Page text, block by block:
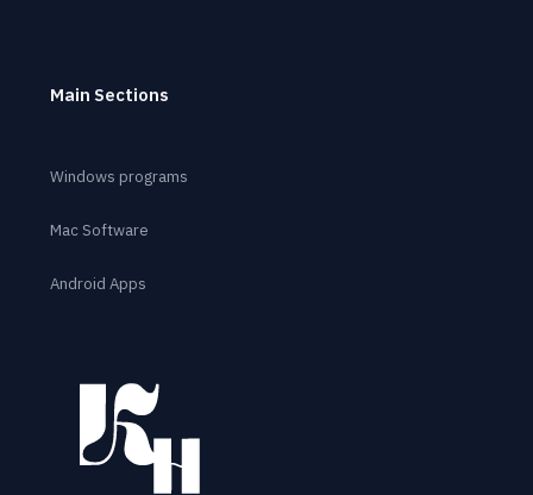
Main Sections
Windows programs
Mac Software
Android Apps